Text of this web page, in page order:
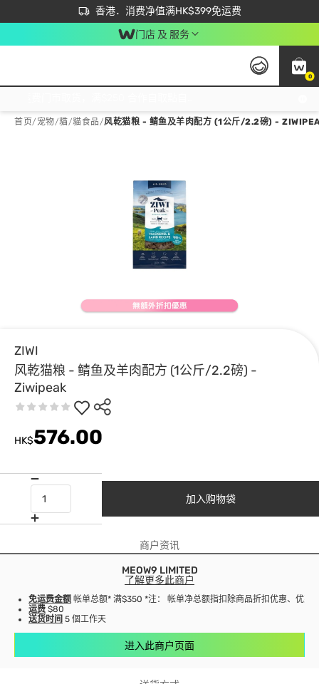
香港．消费净值满HK$399免运费
立即成为易赏钱会员尽享独家优惠
首次APP下单买满$450 输入 NEWAPP 即减$50
门店 及 服务
0
首页/ 宠物/貓/貓食品/风乾猫粮 - 鲭鱼及羊肉配方 (1公斤/2.2磅) -
ZIWI
风乾猫粮 - 鲭鱼及羊肉配方 (1公斤/2.2磅) -
Ziwipeak
HK$576.00
加入购物袋
商户资讯
MEOW9 LIMITED
了解更多此商户
免运费金额 帐单总额* 满$350 *注： 帐单净总额指扣除商品折扣优惠、优惠
运费 $80
送货时间 5 個工作天
进入此商户页面